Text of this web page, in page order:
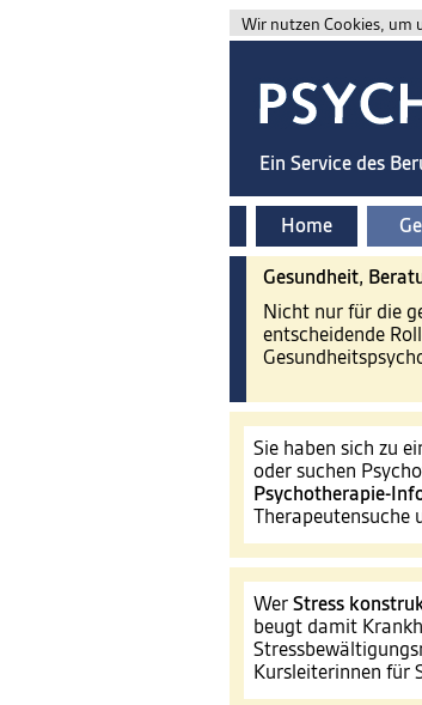
Wir nutzen Cookies, um
Ein Service des
Home
Gesundheit,
Nicht nur für die
entscheidende
Sie haben sich zu
oder suchen
Psychotherapie-
Therapeutensuche
Wer Stress
beugt damit
Kursleiterinnen für